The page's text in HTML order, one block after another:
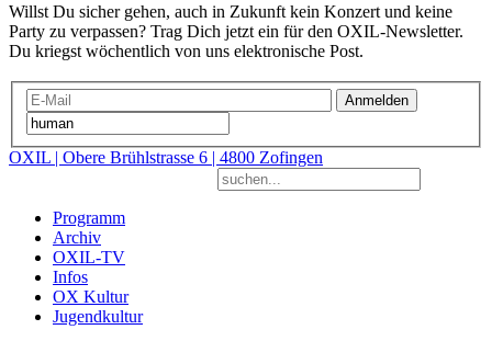
Willst Du sicher gehen, auch in Zukunft kein Konzert und keine
Party zu verpassen? Trag Dich jetzt ein für den OXIL-Newsletter.
Du kriegst wöchentlich von uns elektronische Post.
Anmelden
OXIL | Obere Brühlstrasse 6 | 4800 Zofingen
Programm
Archiv
OXIL-TV
Infos
OX Kultur
Jugendkultur